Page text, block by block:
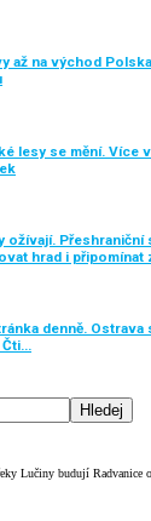
až na východ
lesy se mění. Více
ožívají. Přeshraniční
hrad i
denně.
Čti…
Lučiny budují Radvanice